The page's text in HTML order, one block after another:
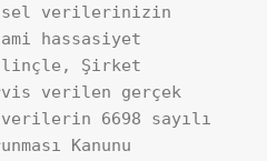
verilerinizin
hassasiyet
Şirket
verilen gerçek
6698 sayılı
Kanunu